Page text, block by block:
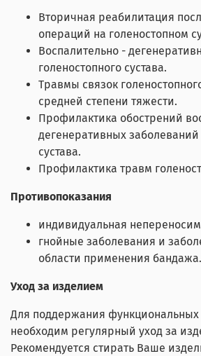
Вторичная реабилитация
операций на голеностопном
Воспалительно -
голеностопного сустава.
Травмы связок
средней степени тяжести.
Профилактика обострений
дегенеративных заболеваний
сустава.
Профилактика травм
Противопоказания
индивидуальная
гнойные заболевания и
области применения бандажа.
Уход за изделием
Для поддержания функциональных
необходим регулярный уход за
Рекомендуется стирать Ваше